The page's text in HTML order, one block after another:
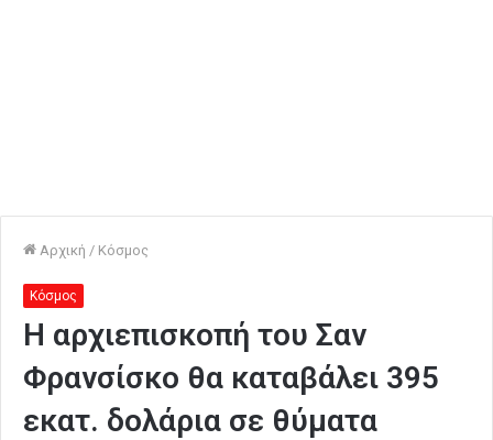
Αρχική / Κόσμος
Κόσμος
Η αρχιεπισκοπή του Σαν
Φρανσίσκο θα καταβάλει 395
εκατ. δολάρια σε θύματα